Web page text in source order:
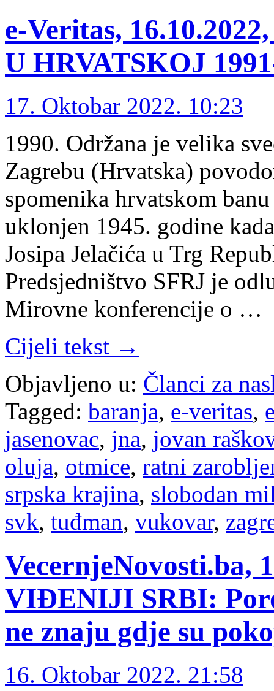
e-Veritas,
U HRVATSKOJ
17. Oktobar 2022. 10:23
1990. Održana je velika
Zagrebu (Hrvatska)
spomenika hrvatskom
uklonjen 1945. godine
Josipa Jelačića u Trg
Predsjedništvo SFRJ je
Mirovne konferencije o …
Cijeli tekst →
Objavljeno u: Članci za
Tagged: baranja, e-veritas,
jasenovac, jna, jovan
oluja, otmice, ratni
srpska krajina, slobodan
svk, tuđman, vukovar,
VecernjeNovosti.ba,
VIĐENIJI SRBI:
ne znaju gdje su
16. Oktobar 2022. 21:58